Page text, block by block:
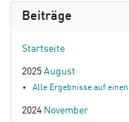
Beiträge
Startseite
2025 August
Alle Ergebnisse auf
2024 November